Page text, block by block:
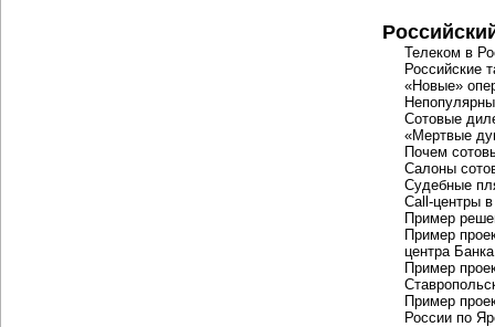
Телеком в
Российские
«Новые»
Сотовые
«Мертвые
Почем
Салоны
Судебные
Call-центры
Пример
Пример
центра
Пример
Пример
России по